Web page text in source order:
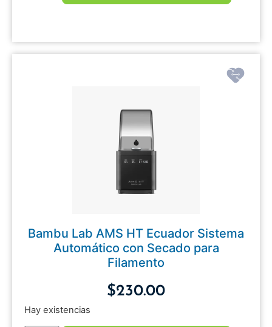
Bambu Lab AMS HT Ecuador Sistema
Automático con Secado para
Filamento
$230.00
Hay existencias